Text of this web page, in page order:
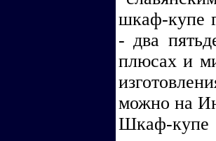
шкаф-купе
- два
плюсах и
можно на
Шкаф-купе